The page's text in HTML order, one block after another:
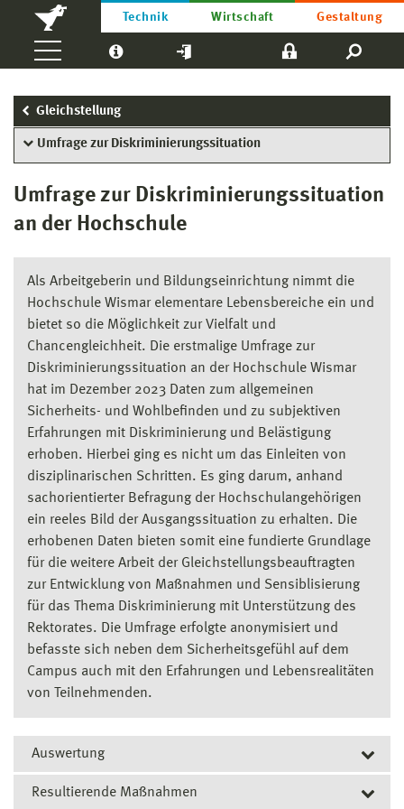
Technik Wirtschaft Gestaltung
Gleichstellung
Umfrage zur Diskriminierungssituation
Umfrage zur Diskriminierungssituation
an der Hochschule
Als Arbeitgeberin und Bildungseinrichtung nimmt die
Hochschule Wismar elementare Lebensbereiche ein und
bietet so die Möglichkeit zur Vielfalt und
Chancengleichheit. Die erstmalige Umfrage zur
Diskriminierungssituation an der Hochschule Wismar
hat im Dezember 2023 Daten zum allgemeinen
Sicherheits- und Wohlbefinden und zu subjektiven
Erfahrungen mit Diskriminierung und Belästigung
erhoben. Hierbei ging es nicht um das Einleiten von
disziplinarischen Schritten. Es ging darum, anhand
sachorientierter Befragung der Hochschulangehörigen
ein reeles Bild der Ausgangssituation zu erhalten. Die
erhobenen Daten bieten somit eine fundierte Grundlage
für die weitere Arbeit der Gleichstellungsbeauftragten
zur Entwicklung von Maßnahmen und Sensiblisierung
für das Thema Diskriminierung mit Unterstützung des
Rektorates. Die Umfrage erfolgte anonymisiert und
befasste sich neben dem Sicherheitsgefühl auf dem
Campus auch mit den Erfahrungen und Lebensrealitäten
von Teilnehmenden.
Auswertung
Auswertung
Resultierende Maßnahmen